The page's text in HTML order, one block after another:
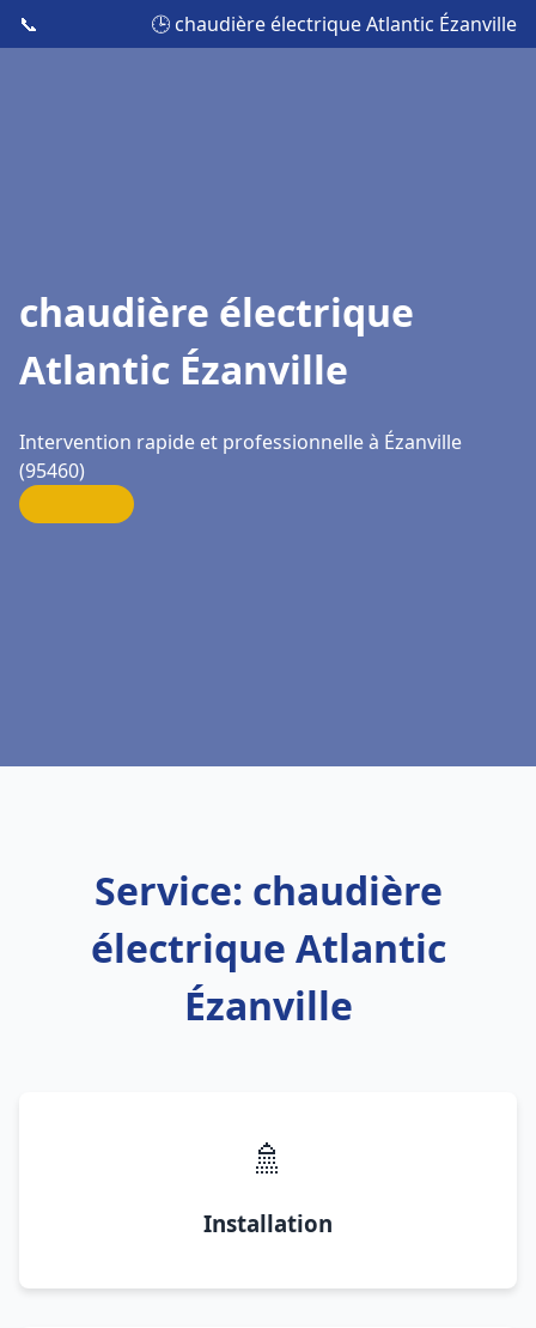
📞 🕒 chaudière électrique Atlantic Ézanville
chaudière électrique
Atlantic Ézanville
Intervention rapide et professionnelle à Ézanville
(95460)
Service: chaudière
électrique Atlantic
Ézanville
🚿
Installation